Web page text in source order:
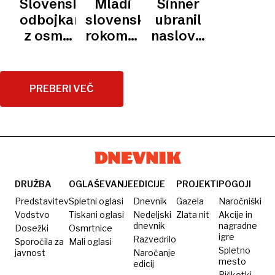
srajca
za 24
med
posamezniki
za
nesmrtnost
Slovenski
odbojkarji
z osmo
utrjujejo
položaj
Mladi
slovenski
rokometaši
polfinalu
Sinner
ubranil
naslov v
PREBERI VEČ
DRUŽBA
Predstavitev
Vodstvo
Dosežki
Sporočila za
javnost
OGLAŠEVANJE
Spletni oglasi
Tiskani oglasi
Osmrtnice
Mali oglasi
EDICIJE
Dnevnik
Nedeljski
dnevnik
Razvedrilo
Naročanje
edicij
PROJEKTI
Gazela
Zlata nit
POGOJI
Naročniški
Akcije in
nagradne
igre
Spletno
mesto